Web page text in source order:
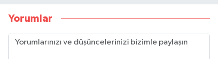
Yorumlar